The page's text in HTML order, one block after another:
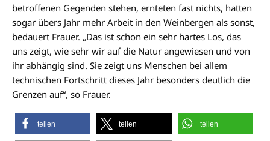
betroffenen Gegenden stehen, ernteten fast nichts, hatten
sogar übers Jahr mehr Arbeit in den Weinbergen als sonst,
bedauert Frauer. „Das ist schon ein sehr hartes Los, das
uns zeigt, wie sehr wir auf die Natur angewiesen und von
ihr abhängig sind. Sie zeigt uns Menschen bei allem
technischen Fortschritt dieses Jahr besonders deutlich die
Grenzen auf“, so Frauer.
teilen teilen teilen